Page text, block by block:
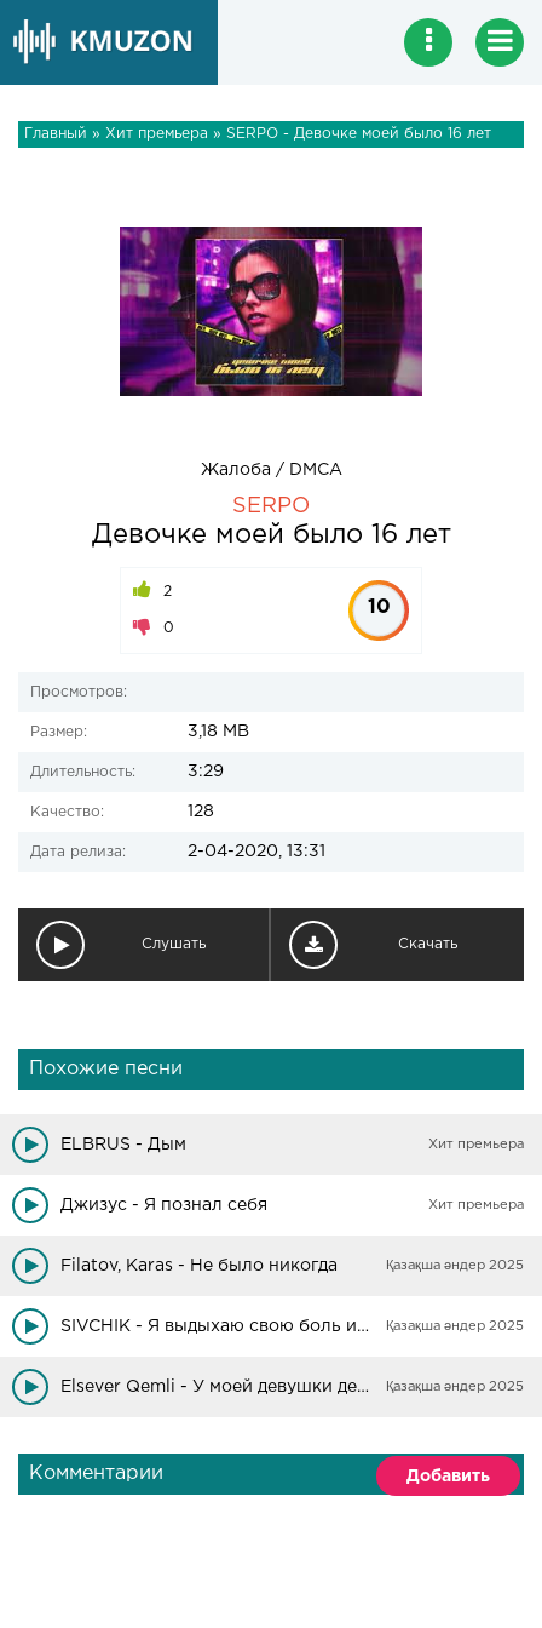
Главный » Хит премьера » SERPO - Девочке моей было 16 лет
Жалоба / DMCA
SERPO
Девочке моей было 16 лет
2
0
10
Просмотров:
Размер: 3,18 MB
Длительность: 3:29
Качество: 128
Дата релиза: 2-04-2020, 13:31
Слушать Скачать
Похожие песни
ELBRUS - Дым Хит премьера
Джизус - Я познал себя Хит премьера
Filatov, Karas - Не было никогда Қазақша әндер 2025
SIVCHIK - Я выдыхаю свою боль из моей головы Қазақша әндер 2025
Elsever Qemli - У моей девушки день рождения Қазақша әндер 2025
Комментарии Добавить